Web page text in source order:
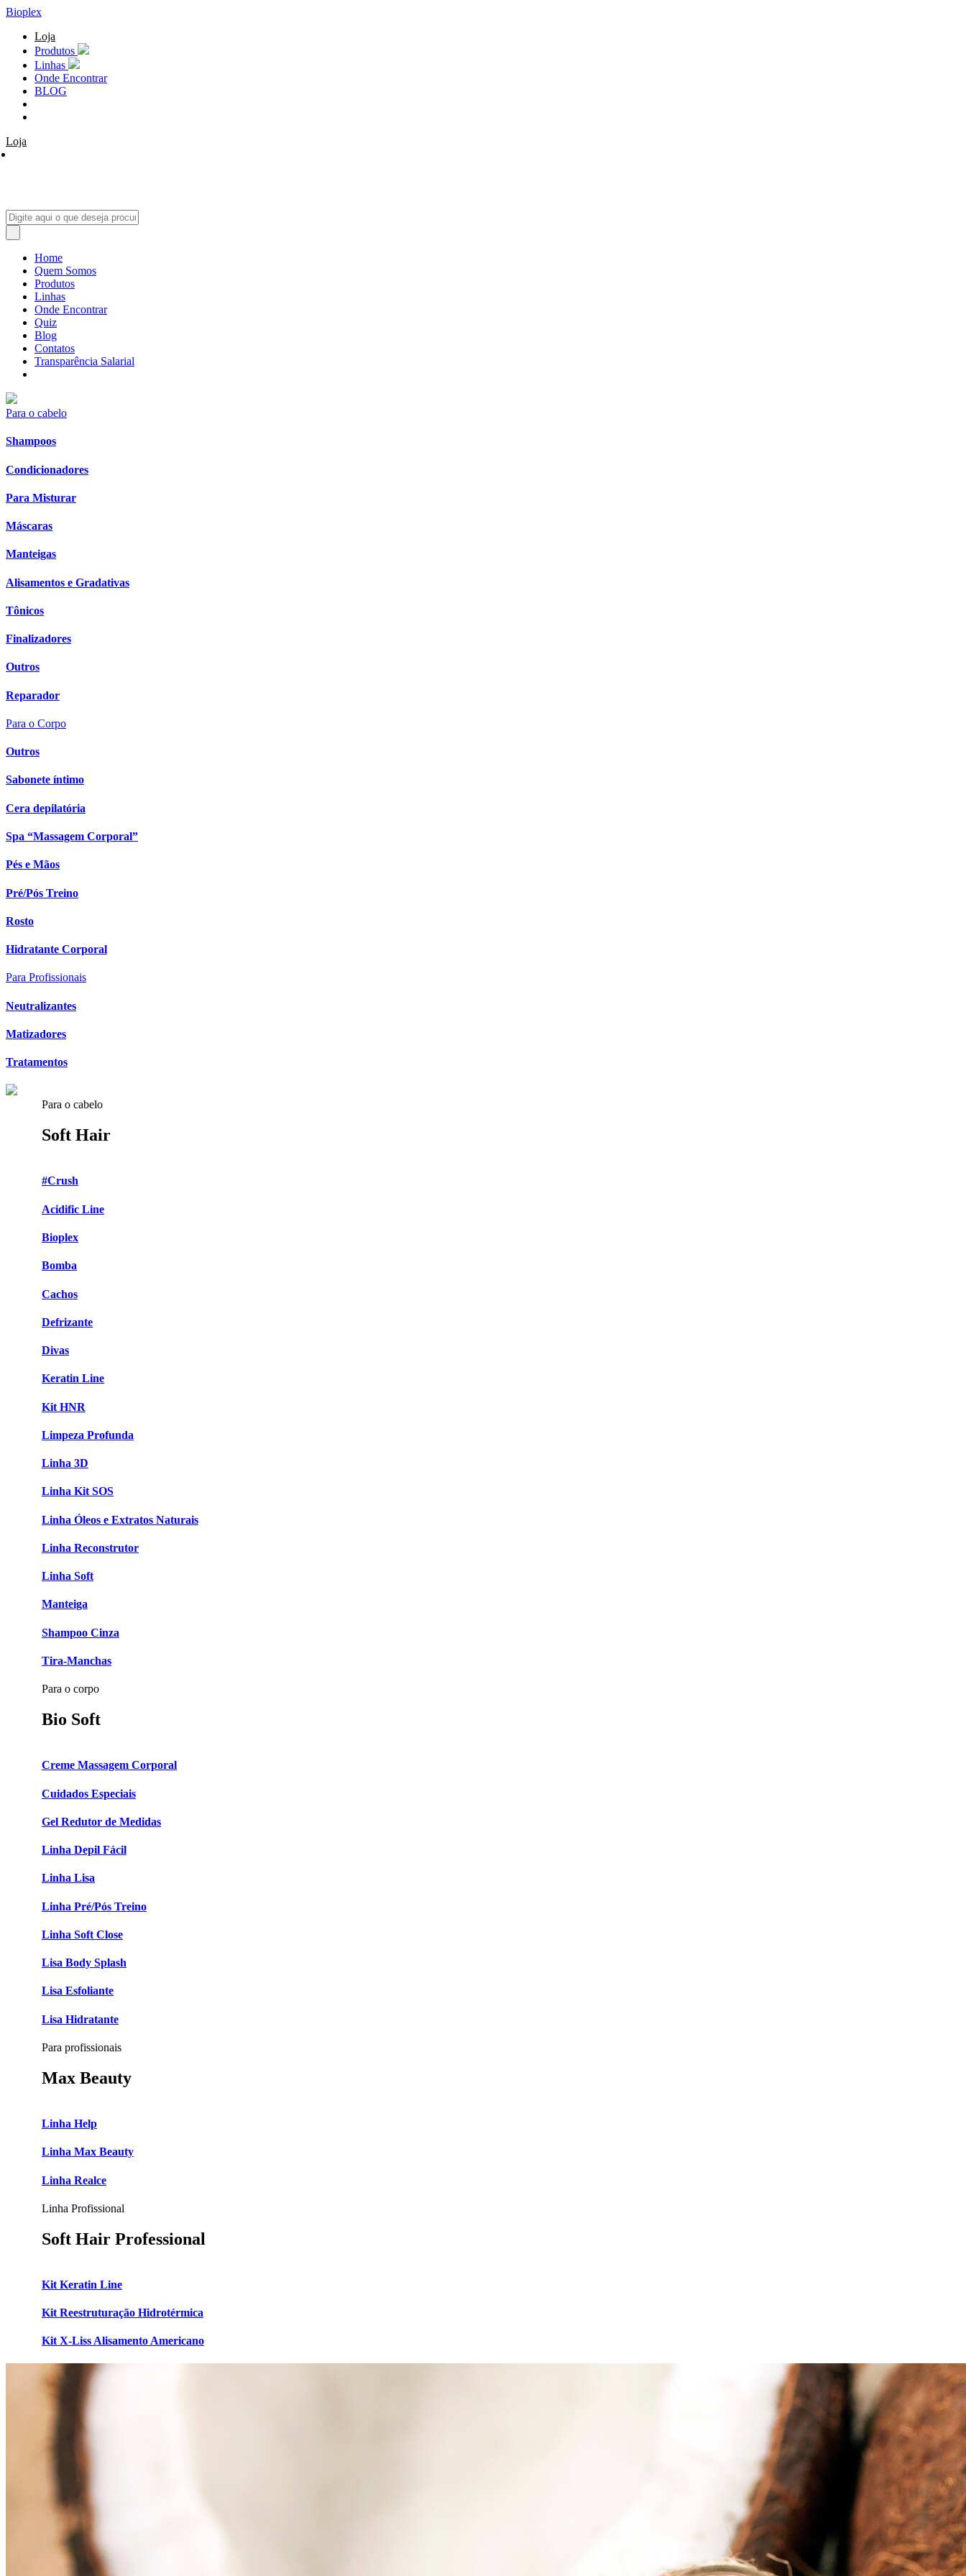
Bioplex
Loja
Produtos
Linhas
Onde Encontrar
BLOG
Loja
Home
Quem Somos
Produtos
Linhas
Onde Encontrar
Quiz
Blog
Contatos
Transparência Salarial
Para o cabelo
Shampoos
Condicionadores
Para Misturar
Máscaras
Manteigas
Alisamentos e Gradativas
Tônicos
Finalizadores
Outros
Reparador
Para o Corpo
Outros
Sabonete íntimo
Cera depilatória
Spa “Massagem Corporal”
Pés e Mãos
Pré/Pós Treino
Rosto
Hidratante Corporal
Para Profissionais
Neutralizantes
Matizadores
Tratamentos
Para o cabelo
Soft Hair
#Crush
Acidific Line
Bioplex
Bomba
Cachos
Defrizante
Divas
Keratin Line
Kit HNR
Limpeza Profunda
Linha 3D
Linha Kit SOS
Linha Óleos e Extratos Naturais
Linha Reconstrutor
Linha Soft
Manteiga
Shampoo Cinza
Tira-Manchas
Para o corpo
Bio Soft
Creme Massagem Corporal
Cuidados Especiais
Gel Redutor de Medidas
Linha Depil Fácil
Linha Lisa
Linha Pré/Pós Treino
Linha Soft Close
Lisa Body Splash
Lisa Esfoliante
Lisa Hidratante
Para profissionais
Max Beauty
Linha Help
Linha Max Beauty
Linha Realce
Linha Profissional
Soft Hair Professional
Kit Keratin Line
Kit Reestruturação Hidrotérmica
Kit X-Liss Alisamento Americano